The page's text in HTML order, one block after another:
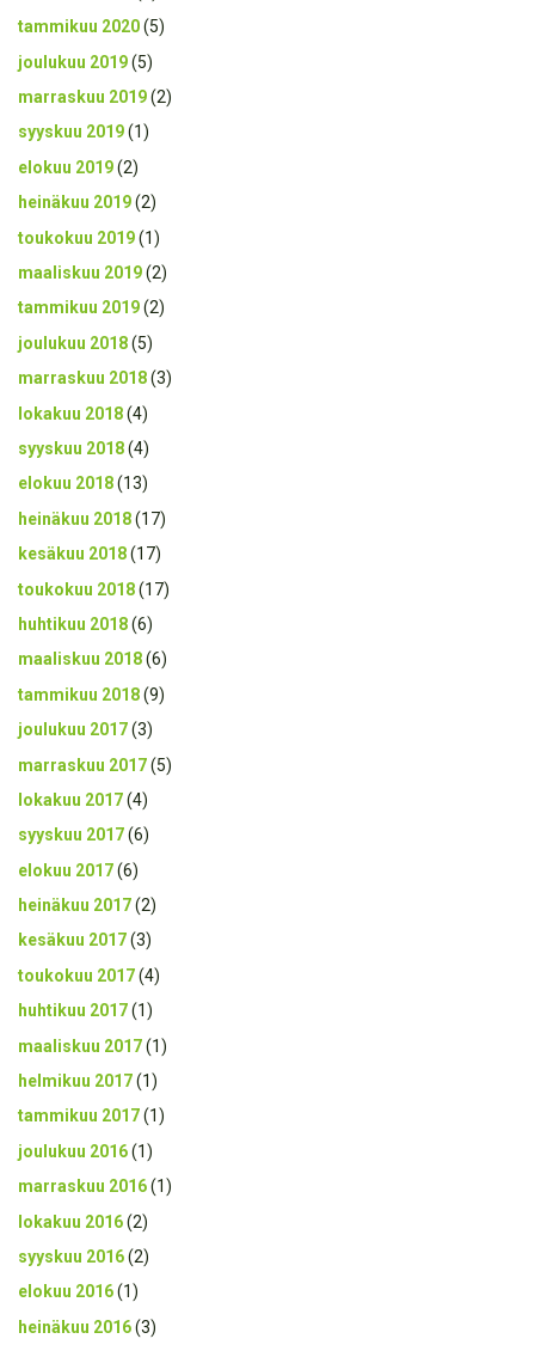
tammikuu 2020(5)
joulukuu 2019(5)
marraskuu 2019(2)
syyskuu 2019(1)
elokuu 2019(2)
heinäkuu 2019(2)
toukokuu 2019(1)
maaliskuu 2019(2)
tammikuu 2019(2)
joulukuu 2018(5)
marraskuu 2018(3)
lokakuu 2018(4)
syyskuu 2018(4)
elokuu 2018(13)
heinäkuu 2018(17)
kesäkuu 2018(17)
toukokuu 2018(17)
huhtikuu 2018(6)
maaliskuu 2018(6)
tammikuu 2018(9)
joulukuu 2017(3)
marraskuu 2017(5)
lokakuu 2017(4)
syyskuu 2017(6)
elokuu 2017(6)
heinäkuu 2017(2)
kesäkuu 2017(3)
toukokuu 2017(4)
huhtikuu 2017(1)
maaliskuu 2017(1)
helmikuu 2017(1)
tammikuu 2017(1)
joulukuu 2016(1)
marraskuu 2016(1)
lokakuu 2016(2)
syyskuu 2016(2)
elokuu 2016(1)
heinäkuu 2016(3)